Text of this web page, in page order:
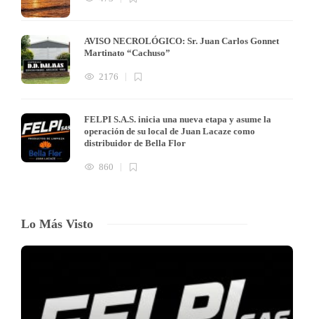
AVISO NECROLÓGICO: Sr. Juan Carlos Gonnet
Martinato “Cachuso”
2176
FELPI S.A.S. inicia una nueva etapa y asume la
operación de su local de Juan Lacaze como
distribuidor de Bella Flor
860
Lo Más Visto